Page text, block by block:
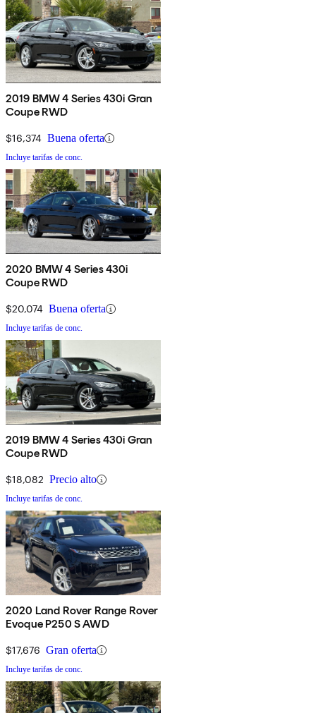
2019 BMW 4 Series 430i Gran
Coupe RWD
$16,374 Buena oferta
Incluye tarifas de conc.
2020 BMW 4 Series 430i
Coupe RWD
$20,074 Buena oferta
Incluye tarifas de conc.
2019 BMW 4 Series 430i Gran
Coupe RWD
$18,082 Precio alto
Incluye tarifas de conc.
2020 Land Rover Range Rover
Evoque P250 S AWD
$17,676 Gran oferta
Incluye tarifas de conc.